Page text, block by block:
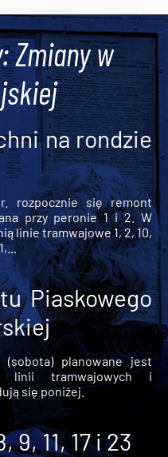
Zmiany w
na rondzie
rozpocznie się remont
przy peronie 1 i 2. W
linie tramwajowe 1, 2, 10,
Piaskowego
planowane jest
linii tramwajowych i
się poniżej.
11, 17 i 23